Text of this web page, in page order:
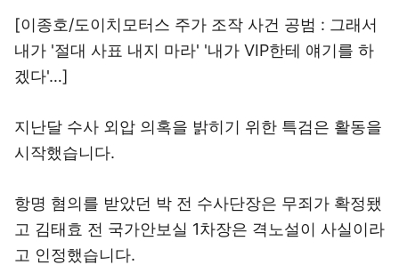
[이종호/도이치모터스 주가 조작 사건 공범 : 그래서
내가 '절대 사표 내지 마라' '내가 VIP한테 얘기를 하
겠다'…]
지난달 수사 외압 의혹을 밝히기 위한 특검은 활동을
시작했습니다.
항명 혐의를 받았던 박 전 수사단장은 무죄가 확정됐
고 김태효 전 국가안보실 1차장은 격노설이 사실이라
고 인정했습니다.